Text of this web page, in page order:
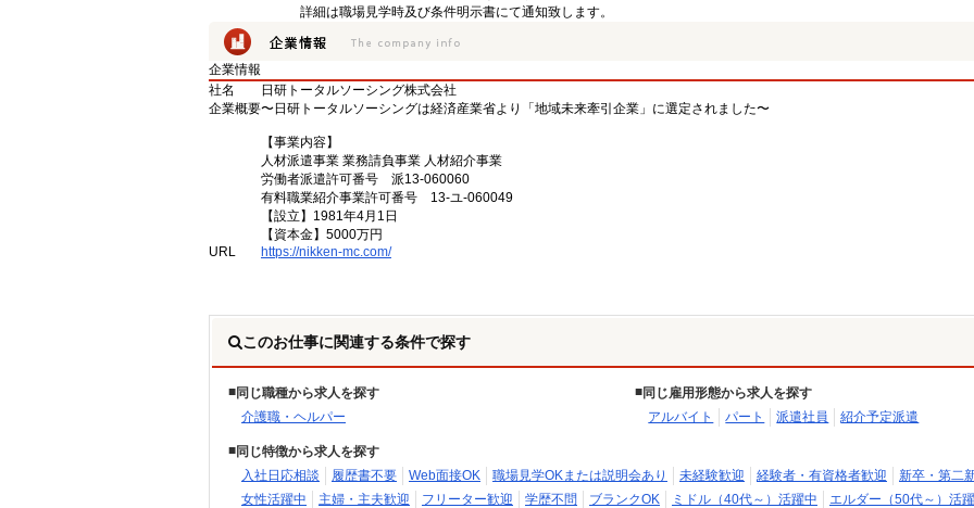
詳細は職場見学時及び条件明示書にて通知致します。
企業情報
社名
日研トータルソーシング株式会社
企業概要〜日研トータルソーシングは経済産業省より「地域未来牽引企業」に選定されました〜
【事業内容】
人材派遣事業 業務請負事業 人材紹介事業
労働者派遣許可番号 派13-060060
有料職業紹介事業許可番号 13-ユ-060049
【設立】1981年4月1日
【資本金】5000万円
URL
https://nikken-mc.com/
このお仕事に関連する条件で探す
同じ職種から求人を探す
介護職・ヘルパー
同じ雇用形態から求人を探す
アルバイト
パート 派遣社員 紹介予定派遣
同じ特徴から求人を探す
入社日応相談
履歴書不要 Web面接OK 職場見学OKまたは説明会あり 未経験歓迎 経験者・有資格者歓迎
新卒・第二
女性活躍中
主婦・主夫歓迎 フリーター歓迎 学歴不問 ブランクOK ミドル（40代～）活躍中
エルダー（50代～）活